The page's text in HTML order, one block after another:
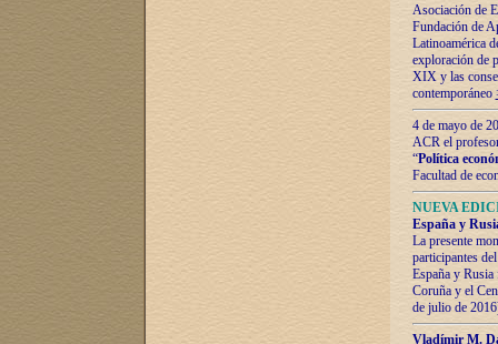
Asociación de
Fundación de
Latinoamérica
exploración de
XIX y las
contemporáneo
4 de mayo de
ACR el
“Política
Facultad de
NUEVA
España y
La presente
participantes
España y
Coruña y el
de julio de
Vladímir М.